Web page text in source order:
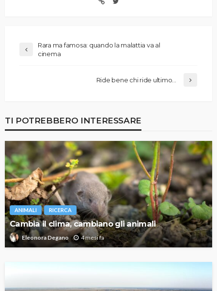
Rara ma famosa: quando la malattia va al
cinema
Ride bene chi ride ultimo…
TI POTREBBERO INTERESSARE
ANIMALI RICERCA
Cambia il clima, cambiano gli animali
Eleonora Degano 4 mesi fa